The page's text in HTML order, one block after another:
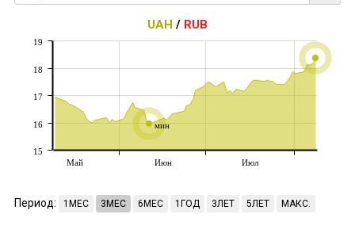
UAH / RUB
мин
Май Июн Июл
15
16
17
18
19
Период: 1МЕС 3МЕС 6МЕС 1ГОД 3ЛЕТ 5ЛЕТ МАКС.